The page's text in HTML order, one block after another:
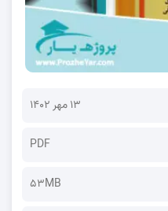
۱۳ مهر ۱۴۰۲
PDF
53MB